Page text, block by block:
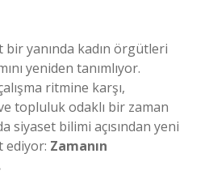
yanında kadın örgütleri
yeniden tanımlıyor.
ritmine karşı,
topluluk odaklı bir zaman
siyaset bilimi açısından yeni
ediyor: Zamanın